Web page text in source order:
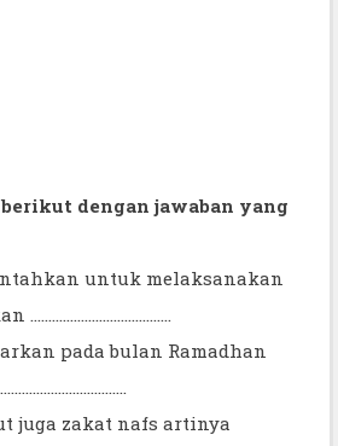
dengan jawaban yang
untuk melaksanakan
………………………………...
pada bulan Ramadhan
juga zakat nafs artinya